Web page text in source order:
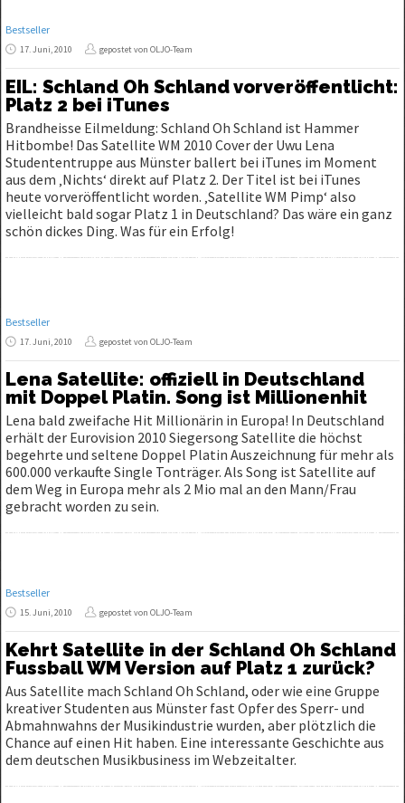
Bestseller
17. Juni, 2010 gepostet von OLJO-Team
EIL: Schland Oh Schland vorveröffentlicht:
Platz 2 bei iTunes
Brandheisse Eilmeldung: Schland Oh Schland ist Hammer
Hitbombe! Das Satellite WM 2010 Cover der Uwu Lena
Studententruppe aus Münster ballert bei iTunes im Moment
aus dem ‚Nichts‘ direkt auf Platz 2. Der Titel ist bei iTunes
heute vorveröffentlicht worden. ‚Satellite WM Pimp‘ also
vielleicht bald sogar Platz 1 in Deutschland? Das wäre ein ganz
schön dickes Ding. Was für ein Erfolg!
Bestseller
17. Juni, 2010 gepostet von OLJO-Team
Lena Satellite: offiziell in Deutschland
mit Doppel Platin. Song ist Millionenhit
Lena bald zweifache Hit Millionärin in Europa! In Deutschland
erhält der Eurovision 2010 Siegersong Satellite die höchst
begehrte und seltene Doppel Platin Auszeichnung für mehr als
600.000 verkaufte Single Tonträger. Als Song ist Satellite auf
dem Weg in Europa mehr als 2 Mio mal an den Mann/Frau
gebracht worden zu sein.
Bestseller
15. Juni, 2010 gepostet von OLJO-Team
Kehrt Satellite in der Schland Oh Schland
Fussball WM Version auf Platz 1 zurück?
Aus Satellite mach Schland Oh Schland, oder wie eine Gruppe
kreativer Studenten aus Münster fast Opfer des Sperr- und
Abmahnwahns der Musikindustrie wurden, aber plötzlich die
Chance auf einen Hit haben. Eine interessante Geschichte aus
dem deutschen Musikbusiness im Webzeitalter.